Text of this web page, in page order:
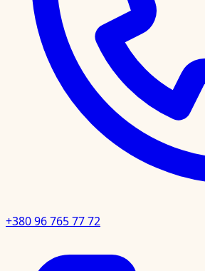
+380 96 765 77 72